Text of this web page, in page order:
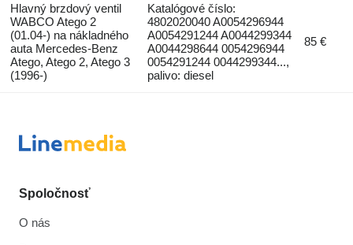
Hlavný brzdový ventil
WABCO Atego 2
(01.04-) na nákladného
auta Mercedes-Benz
Atego, Atego 2, Atego 3
(1996-)
Katalógové číslo:
4802020040 A0054296944
A0054291244 A0044299344
A0044298644 0054296944
0054291244 0044299344...,
palivo: diesel
85 €
Spoločnosť
O nás